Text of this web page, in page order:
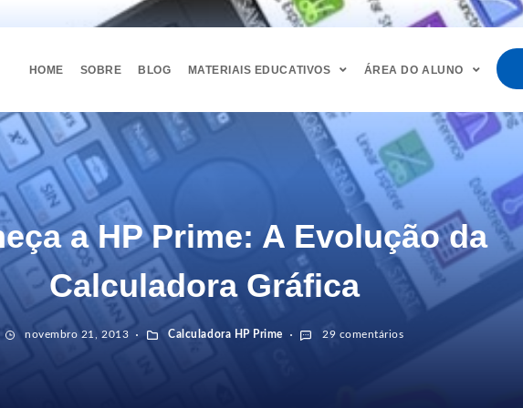
HOME SOBRE BLOG MATERIAIS EDUCATIVOS ÁREA DO ALUNO
a HP Prime: A Evolução da
Calculadora Gráfica
novembro 21, 2013 Calculadora HP Prime 29 comentários